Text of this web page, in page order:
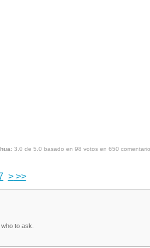
: 3.0 de 5.0 basado en 98 votos en 650
>>>
to ask.